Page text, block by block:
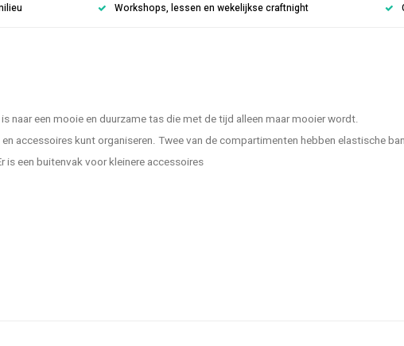
Workshops, lessen en wekelijkse craftnight
naar een mooie en duurzame tas die met de tijd alleen maar mooier wordt.
kunt organiseren. Twee van de compartimenten hebben elastische
een buitenvak voor kleinere accessoires